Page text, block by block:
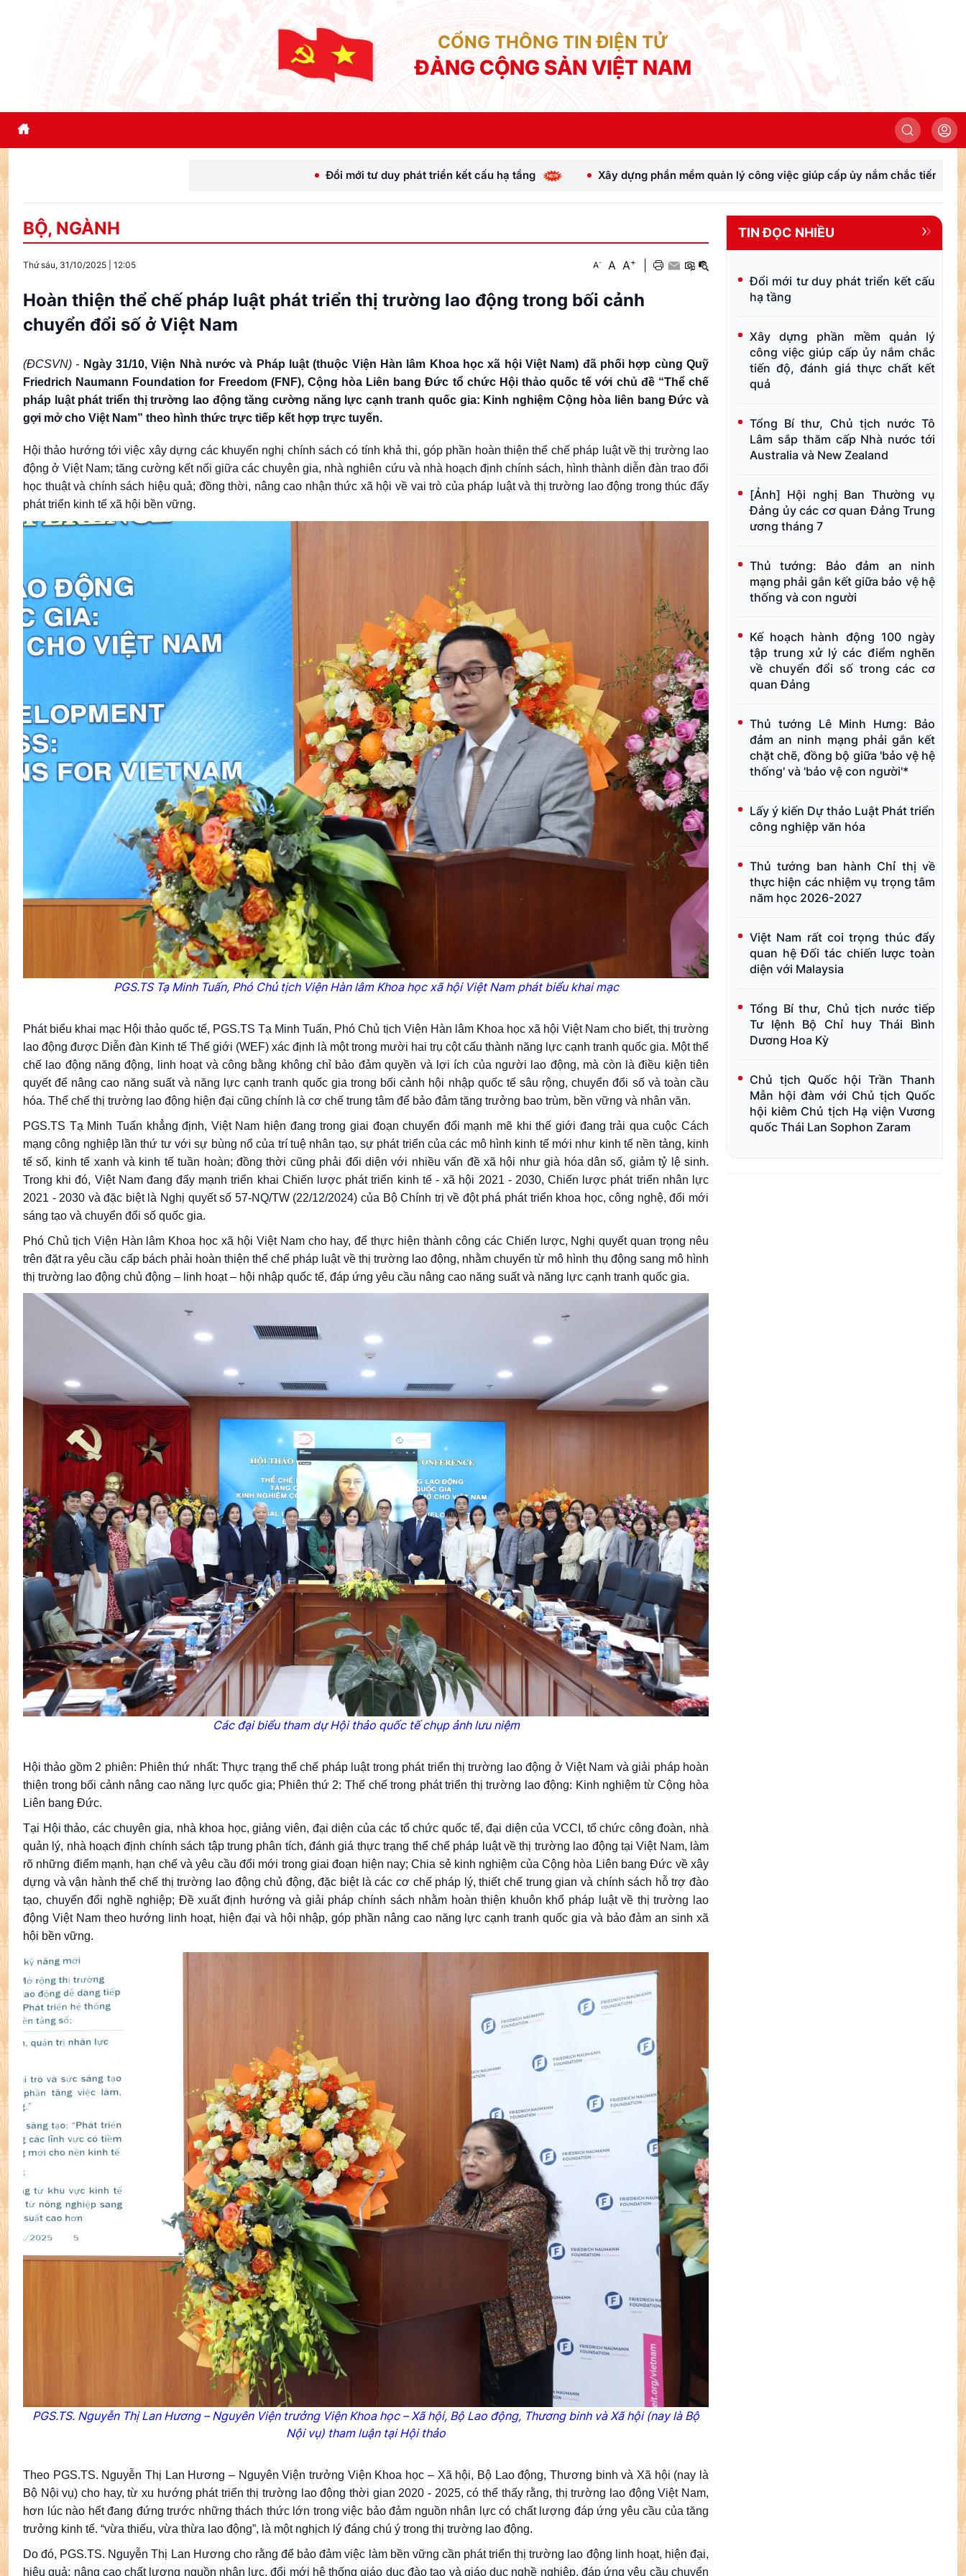
CỔNG THÔNG TIN ĐIỆN TỬ
ĐẢNG CỘNG SẢN VIỆT NAM
Đổi mới tư duy phát triển kết cấu hạ tầng Xây dựng phần mềm quản lý công việc giúp cấp ủy nắm chắc tiến độ, đánh giá thực chất
BỘ, NGÀNH
Thứ sáu, 31/10/2025 12:05 A- A A+
Hoàn thiện thể chế pháp luật phát triển thị trường lao động trong bối cảnh
chuyển đổi số ở Việt Nam
(ĐCSVN) - Ngày 31/10, Viện Nhà nước và Pháp luật (thuộc Viện Hàn lâm Khoa học xã hội Việt Nam) đã phối hợp cùng Quỹ
Friedrich Naumann Foundation for Freedom (FNF), Cộng hòa Liên bang Đức tổ chức Hội thảo quốc tế với chủ đề “Thể chế
pháp luật phát triển thị trường lao động tăng cường năng lực cạnh tranh quốc gia: Kinh nghiệm Cộng hòa liên bang Đức và
gợi mở cho Việt Nam” theo hình thức trực tiếp kết hợp trực tuyến.
Hội thảo hướng tới việc xây dựng các khuyến nghị chính sách có tính khả thi, góp phần hoàn thiện thể chế pháp luật về thị trường lao
động ở Việt Nam; tăng cường kết nối giữa các chuyên gia, nhà nghiên cứu và nhà hoạch định chính sách, hình thành diễn đàn trao đổi
học thuật và chính sách hiệu quả; đồng thời, nâng cao nhận thức xã hội về vai trò của pháp luật và thị trường lao động trong thúc đẩy
phát triển kinh tế xã hội bền vững.
PGS.TS TạMinh Tuấn, Phó Chủ tịchViện Hàn lâm Khoa học xã hội Việt Nam phát biểu khai mạc
Phát biểu khai mạc Hội thảo quốc tế, PGS.TS Tạ Minh Tuấn, Phó Chủ tịch Viện Hàn lâm Khoa học xã hội Việt Nam cho biết, thị trường
lao động được Diễn đàn Kinh tế Thế giới (WEF) xác định là một trong mười hai trụ cột cấu thành năng lực cạnh tranh quốc gia. Một thể
chế lao động năng động, linh hoạt và công bằng không chỉ bảo đảm quyền và lợi ích của người lao động, mà còn là điều kiện tiên
quyết để nâng cao năng suất và năng lực cạnh tranh quốc gia trong bối cảnh hội nhập quốc tế sâu rộng, chuyển đổi số và toàn cầu
hóa. Thể chế thị trường lao động hiện đại cũng chính là cơ chế trung tâm để bảo đảm tăng trưởng bao trùm, bền vững và nhân văn.
PGS.TS Tạ Minh Tuấn khẳng định, Việt Nam hiện đang trong giai đoạn chuyển đổi mạnh mẽ khi thế giới đang trải qua cuộc Cách
mạng công nghiệp lần thứ tư với sự bùng nổ của trí tuệ nhân tạo, sự phát triển của các mô hình kinh tế mới như kinh tế nền tảng, kinh
tế số, kinh tế xanh và kinh tế tuần hoàn; đồng thời cũng phải đối diện với nhiều vấn đề xã hội như già hóa dân số, giảm tỷ lệ sinh.
Trong khi đó, Việt Nam đang đẩy mạnh triển khai Chiến lược phát triển kinh tế - xã hội 2021 - 2030, Chiến lược phát triển nhân lực
2021 - 2030 và đặc biệt là Nghị quyết số 57-NQ/TW (22/12/2024) của Bộ Chính trị về đột phá phát triển khoa học, công nghệ, đổi mới
sáng tạo và chuyển đổi số quốc gia.
Phó Chủ tịch Viện Hàn lâm Khoa học xã hội Việt Nam cho hay, để thực hiện thành công các Chiến lược, Nghị quyết quan trọng nêu
trên đặt ra yêu cầu cấp bách phải hoàn thiện thể chế pháp luật về thị trường lao động, nhằm chuyển từ mô hình thụ động sang mô hình
thị trường lao động chủ động – linh hoạt – hội nhập quốc tế, đáp ứng yêu cầu nâng cao năng suất và năng lực cạnh tranh quốc gia.
Các đại biểu tham dự Hội thảo quốc tế chụp ảnh lưu niệm
Hội thảo gồm 2 phiên: Phiên thứ nhất: Thực trạng thể chế pháp luật trong phát triển thị trường lao động ở Việt Nam và giải pháp hoàn
thiện trong bối cảnh nâng cao năng lực quốc gia; Phiên thứ 2: Thể chế trong phát triển thị trường lao động: Kinh nghiệm từ Cộng hòa
Liên bang Đức.
Tại Hội thảo, các chuyên gia, nhà khoa học, giảng viên, đại diện của các tổ chức quốc tế, đại diện của VCCI, tổ chức công đoàn, nhà
quản lý, nhà hoạch định chính sách tập trung phân tích, đánh giá thực trạng thể chế pháp luật về thị trường lao động tại Việt Nam, làm
rõ những điểm mạnh, hạn chế và yêu cầu đổi mới trong giai đoạn hiện nay; Chia sẻ kinh nghiệm của Cộng hòa Liên bang Đức về xây
dựng và vận hành thể chế thị trường lao động chủ động, đặc biệt là các cơ chế pháp lý, thiết chế trung gian và chính sách hỗ trợ đào
tạo, chuyển đổi nghề nghiệp; Đề xuất định hướng và giải pháp chính sách nhằm hoàn thiện khuôn khổ pháp luật về thị trường lao
động Việt Nam theo hướng linh hoạt, hiện đại và hội nhập, góp phần nâng cao năng lực cạnh tranh quốc gia và bảo đảm an sinh xã
hội bền vững.
PGS.TS. Nguyễn Thị Lan Hương – Nguyên Viện trưởng Viện Khoa học – Xã hội, Bộ Lao động, Thương binh và Xã hội (naylà Bộ
Nội vụ) tham luận tại Hội thảo
Theo PGS.TS. Nguyễn Thị Lan Hương – Nguyên Viện trưởng Viện Khoa học – Xã hội, Bộ Lao động, Thương binh và Xã hội (nay là
Bộ Nội vụ) cho hay, từ xu hướng phát triển thị trường lao động thời gian 2020 - 2025, có thể thấy rằng, thị trường lao động Việt Nam,
hơn lúc nào hết đang đứng trước những thách thức lớn trong việc bảo đảm nguồn nhân lực có chất lượng đáp ứng yêu cầu của tăng
trưởng kinh tế. “vừa thiếu, vừa thừa lao động”, là một nghịch lý đáng chú ý trong thị trường lao động.
Do đó, PGS.TS. Nguyễn Thị Lan Hương cho rằng để bảo đảm việc làm bền vững cần phát triển thị trường lao động linh hoạt, hiện đại,
hiệu quả; nâng cao chất lượng nguồn nhân lực, đổi mới hệ thống giáo dục đào tạo và giáo dục nghề nghiệp, đáp ứng yêu cầu chuyển
TIN ĐỌC NHIỀU
Đổi mới tư duy phát triển kết cấu
hạ tầng
Xây dựng phần mềm quản lý
công việc giúp cấp ủy nắm chắc
tiến độ, đánh giá thực chất kết
quả
Tổng Bí thư, Chủ tịch nước Tô
Lâm sắp thăm cấp Nhà nước tới
Australia và New Zealand
[Ảnh] Hội nghị Ban Thường vụ
Đảng ủy các cơ quan Đảng Trung
ương tháng 7
Thủ tướng: Bảo đảm an ninh
mạng phải gắn kết giữa bảo vệ hệ
thống và con người
Kế hoạch hành động 100 ngày
tập trung xử lý các điểm nghẽn
về chuyển đổi số trong các cơ
quan Đảng
Thủ tướng Lê Minh Hưng: Bảo
đảm an ninh mạng phải gắn kết
chặt chẽ, đồng bộ giữa 'bảo vệ hệ
thống' và 'bảo vệ con người'*
Lấy ý kiến Dự thảo Luật Phát triển
công nghiệp văn hóa
Thủ tướng ban hành Chỉ thị về
thực hiện các nhiệm vụ trọng tâm
năm học 2026-2027
Việt Nam rất coi trọng thúc đẩy
quan hệ Đối tác chiến lược toàn
diện với Malaysia
Tổng Bí thư, Chủ tịch nước tiếp
Tư lệnh Bộ Chỉ huy Thái Bình
Dương Hoa Kỳ
Chủ tịch Quốc hội Trần Thanh
Mẫn hội đàm với Chủ tịch Quốc
hội kiêm Chủ tịch Hạ viện Vương
quốc Thái Lan Sophon Zaram